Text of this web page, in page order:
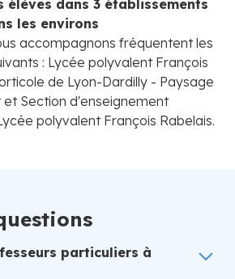
élèves dans 3 établissements
les environs
accompagnons fréquentent les
: Lycée polyvalent François
de Lyon-Dardilly - Paysage
Section d'enseignement
polyvalent François Rabelais.
particuliers à